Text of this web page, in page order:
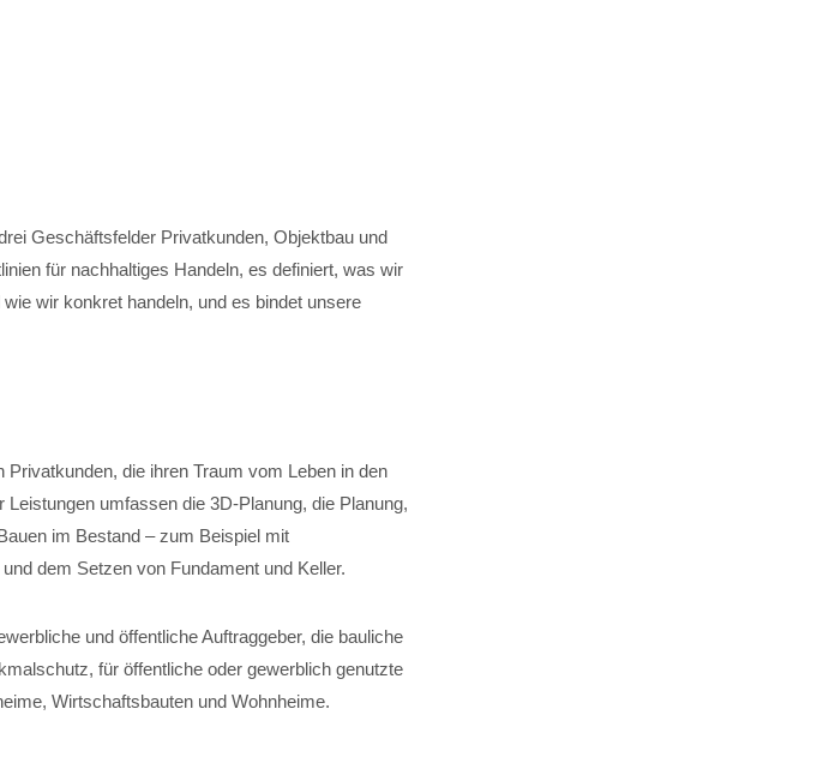
Geschäftsfelder Privatkunden, Objektbau und
für nachhaltiges Handeln, es definiert, was wir
wir konkret handeln, und es bindet unsere
die ihren Traum vom Leben in den
umfassen die 3D-Planung, die Planung,
im Bestand – zum Beispiel mit
dem Setzen von Fundament und Keller.
und öffentliche Auftraggeber, die bauliche
für öffentliche oder gewerblich genutzte
Wirtschaftsbauten und Wohnheime.